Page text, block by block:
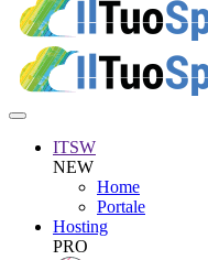
ITSW
NEW
Home
Portale
Hosting
PRO